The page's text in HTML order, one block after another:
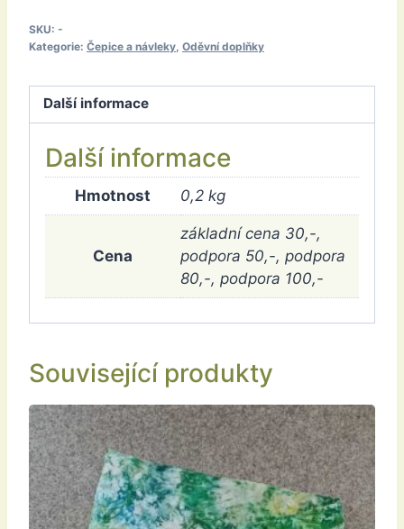
SKU: -
Kategorie: Čepice a návleky, Oděvní doplňky
Další informace
Další informace
Hmotnost 0,2 kg
Cena
základní cena 30,-,
podpora 50,-, podpora
80,-, podpora 100,-
Související produkty